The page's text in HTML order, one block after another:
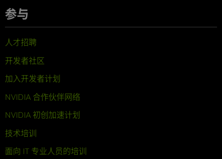
参与
人才招聘
开发者社区
加入开发者计划
NVIDIA 合作伙伴网络
NVIDIA 初创加速计划
技术培训
面向 IT 专业人员的培训